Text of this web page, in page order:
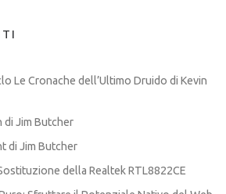
Le Cronache dell’Ultimo Druido di Kevin
di Jim Butcher
di Jim Butcher
della Realtek RTL8822CE